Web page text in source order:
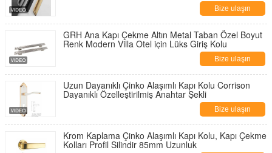
Bize ulaşın
GRH Ana Kapı Çekme Altın Metal Taban Özel Boyut
Renk Modern Villa Otel için Lüks Giriş Kolu
Bize ulaşın
Uzun Dayanıklı Çinko Alaşımlı Kapı Kolu Corrison
Dayanıklı Özelleştirilmiş Anahtar Şekli
Bize ulaşın
Krom Kaplama Çinko Alaşımlı Kapı Kolu, Kapı Çekme
Kolları Profil Silindir 85mm Uzunluk